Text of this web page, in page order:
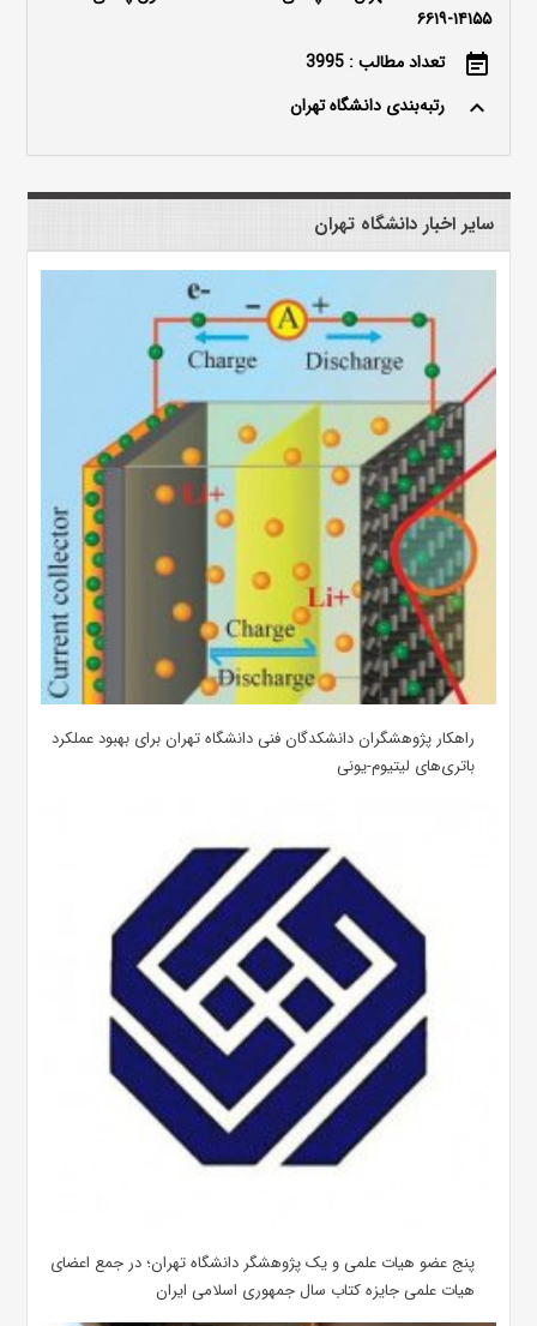
۱۴۱۵۵-۶۶۱۹
event_note تعداد مطالب : 3995
keyboard_arrow_up رتبه‌بندی دانشگاه تهران
سایر اخبار دانشگاه تهران
راهکار پژوهشگران دانشکدگان فنی دانشگاه تهران برای بهبود عملکرد
باتری‌های لیتیوم-یونی
پنج عضو هیات علمی و یک پژوهشگر دانشگاه تهران؛ در جمع اعضای
هیات علمی جایزه کتاب سال جمهوری اسلامی ایران